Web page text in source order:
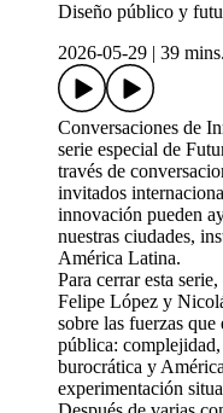
Diseño público y
2026-05-29
39 mins.
Conversaciones de
serie especial de
través de
invitados
innovación pueden
nuestras ciudades,
América Latina.
Para cerrar esta
Felipe López y
sobre las fuerzas
pública:
burocrática y
experimentación